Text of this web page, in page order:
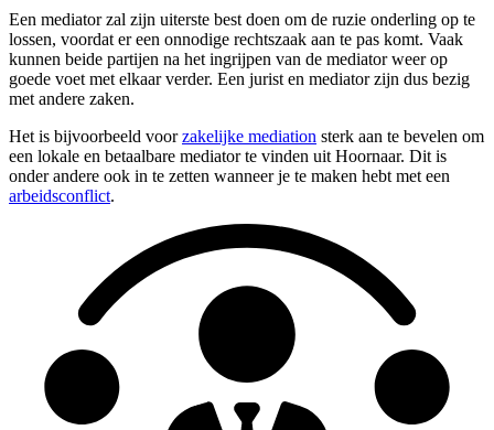
Een mediator zal zijn uiterste best doen om de ruzie onderling op te
lossen, voordat er een onnodige rechtszaak aan te pas komt. Vaak
kunnen beide partijen na het ingrijpen van de mediator weer op
goede voet met elkaar verder. Een jurist en mediator zijn dus bezig
met andere zaken.
Het is bijvoorbeeld voorzakelijke mediation sterk aan te bevelen om
een lokale en betaalbare mediator te vinden uit Hoornaar. Dit is
onder andere ook in te zetten wanneer je te maken hebt met een
arbeidsconflict.